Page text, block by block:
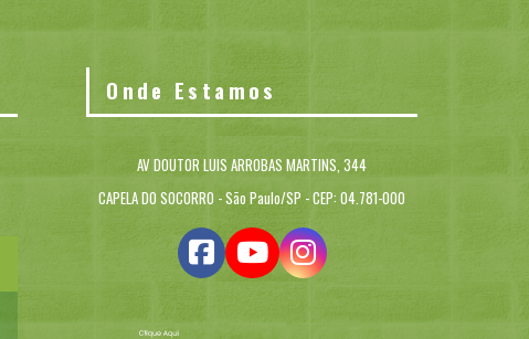
Onde Estamos
AV DOUTOR LUIS ARROBAS MARTINS, 344
CAPELA DO SOCORRO - São Paulo/SP - CEP: 04.781-000